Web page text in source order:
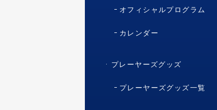
オフィシャルプログラム
カレンダー
プレーヤーズグッズ
プレーヤーズグッズ一覧